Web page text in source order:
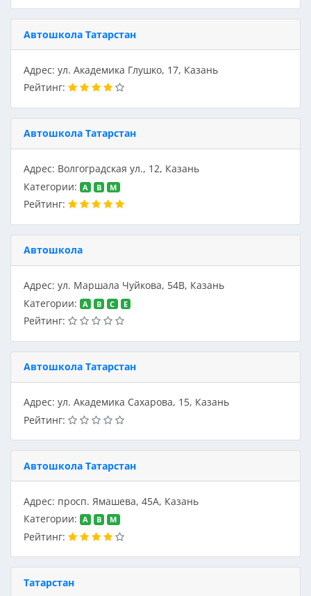
Автошкола Татарстан
Адрес: ул. Академика Глушко, 17, Казань
Рейтинг:
Автошкола Татарстан
Адрес: Волгоградская ул., 12, Казань
Категории:
A B M
Рейтинг:
Автошкола
Адрес: ул. Маршала Чуйкова, 54В, Казань
Категории:
A B C E
Рейтинг:
Автошкола Татарстан
Адрес: ул. Академика Сахарова, 15, Казань
Рейтинг:
Автошкола Татарстан
Адрес: просп. Ямашева, 45А, Казань
Категории:
A B M
Рейтинг:
Татарстан